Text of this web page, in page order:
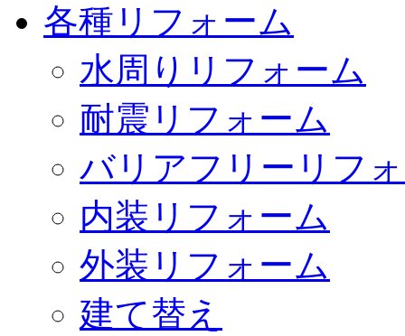
各種リフォーム
水周りリフォーム
耐震リフォーム
バリアフリーリフ
内装リフォーム
外装リフォーム
建て替え